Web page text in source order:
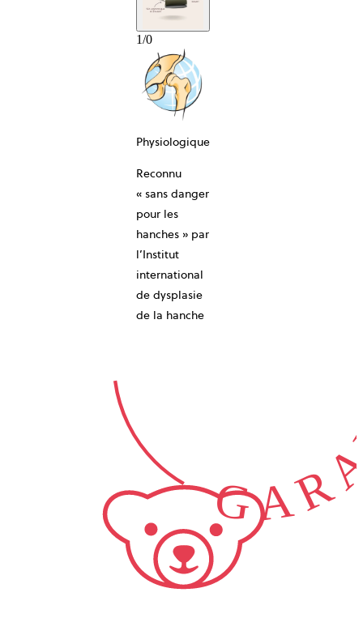
1/0
Physiologique
Reconnu
« sans danger
pour les
hanches » par
l’Institut
international
de dysplasie
de la hanche
10-ANS